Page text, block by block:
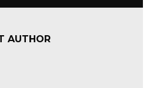
AUTHOR